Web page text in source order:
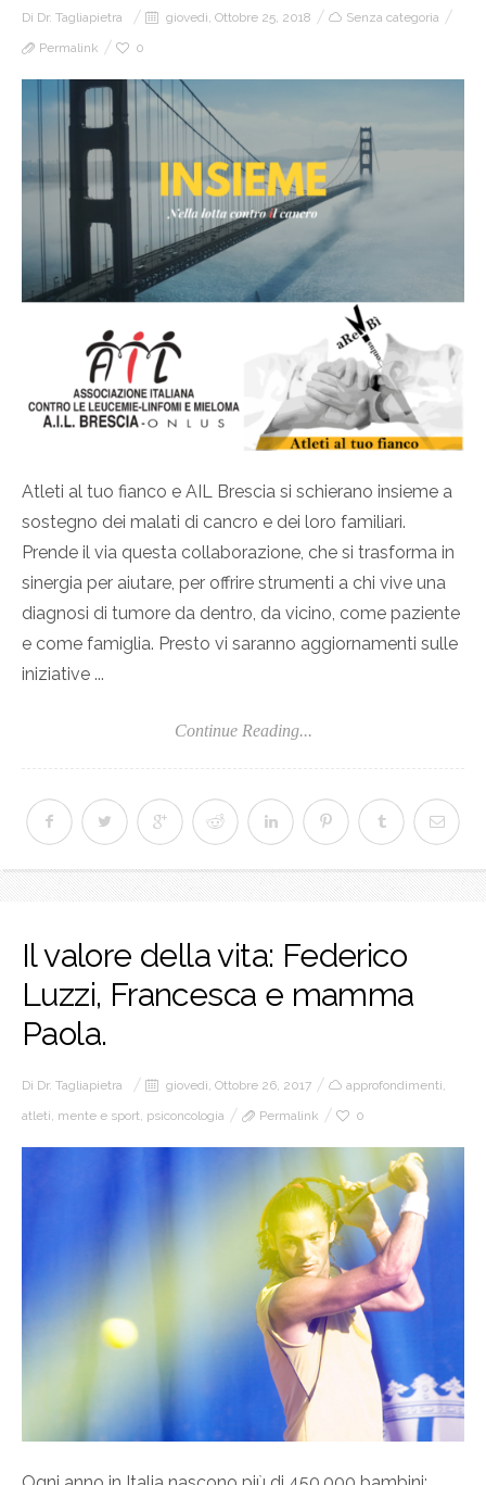
Di Dr. Tagliapietra giovedì, Ottobre 25, 2018
Senza categoria
Permalink
0
Atleti al tuo fianco e AIL Brescia si schierano insieme a
sostegno dei malati di cancro e dei loro familiari.
Prende il via questa collaborazione, che si trasforma in
sinergia per aiutare, per offrire strumenti a chi vive una
diagnosi di tumore da dentro, da vicino, come paziente
e come famiglia. Presto vi saranno aggiornamenti sulle
iniziative ...
Continue Reading...
Il valore della vita: Federico
Luzzi, Francesca e mamma
Paola.
Di Dr. Tagliapietra giovedì, Ottobre 26, 2017 approfondimenti
atleti mente e sport psiconcologia Permalink 0